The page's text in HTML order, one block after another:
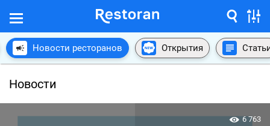
Новости ресторанов Открытия
Новости
6 763